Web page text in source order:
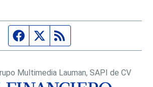
Página de Facebook
Fuente Twitter
Multimedia Lauman, SAPI de CV